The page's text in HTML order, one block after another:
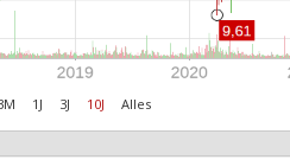
1J 3J 10J Alles